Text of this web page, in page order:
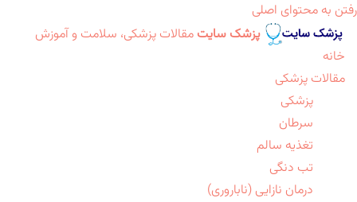
رفتن به محتوای اصلی
پزشک سایت مقالات پزشکی، سلامت و آموزش
خانه
مقالات پزشکی
پزشکی
سرطان
تغذیه سالم
تب دنگی
درمان نازایی (ناباروری)